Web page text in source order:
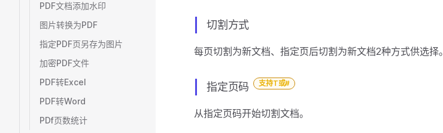
PDF文档添加水印
图片转换为PDF
指定PDF页另存为图片
加密PDF文件
PDF转Excel
PDF转Word
PDf页数统计
切割方式
每页切割为新文档、指定页后切割为新文档2种方式供选择。
指定页码 支持T或#
从指定页码开始切割文档。